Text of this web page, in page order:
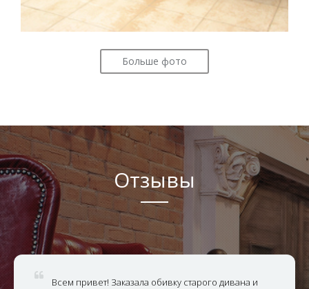
Больше фото
Отзывы
Всем привет! Заказала обивку старого дивана и